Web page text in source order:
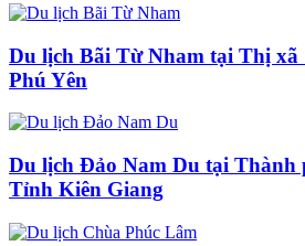
Du lịch Bãi Từ Nham tại Thị xã
Phú Yên
Du lịch Đảo Nam Du tại Thành
Tỉnh Kiên Giang